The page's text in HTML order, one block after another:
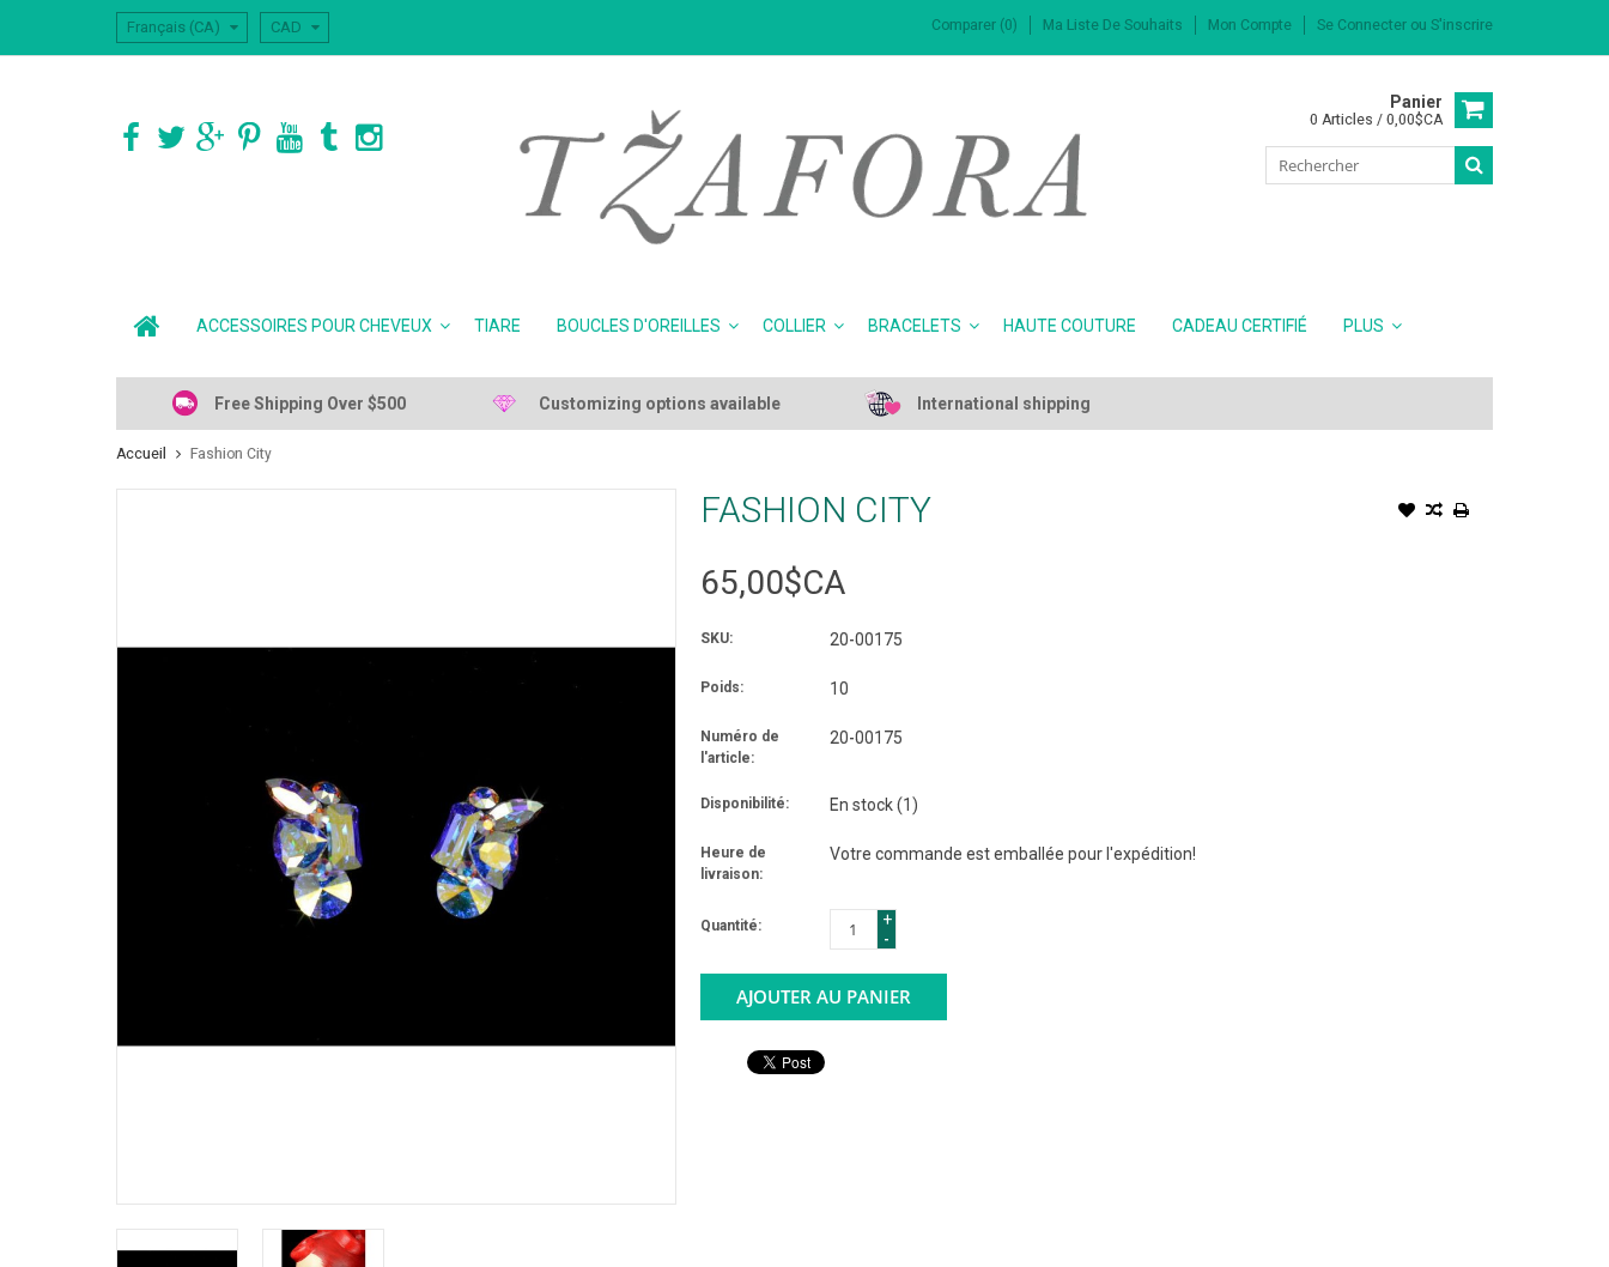
Français (CA) CAD Comparer (0) Ma Liste De Souhaits Mon Compte Se Connecter ou S'inscrire
Panier
0 Articles / 0,00$CA
ACCESSOIRES POUR CHEVEUX TIARE BOUCLES D'OREILLES COLLIER BRACELETS HAUTE COUTURE CADEAU CERTIFIÉ PLUS
Free Shipping Over $500 Customizing options available International shipping
Accueil Fashion City
FASHION CITY
65,00$CA
SKU: 20-00175
Poids: 10
Numéro de
l'article:
20-00175
Disponibilité: En stock(1)
Heure de
livraison:
Votre commande est emballée pour l'expédition!
Quantité:
+
-
AJOUTER AU PANIER